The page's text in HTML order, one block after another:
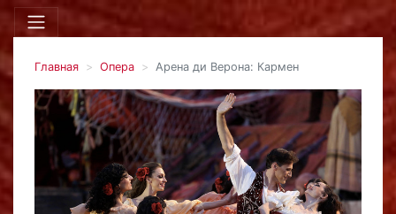
Главная Опера Арена ди Верона: Кармен